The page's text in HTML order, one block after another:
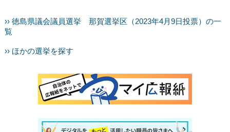
›› 徳島県議会議員選挙 那賀選挙区（2023年4月9日投票）の一
覧
›› ほかの選挙を探す